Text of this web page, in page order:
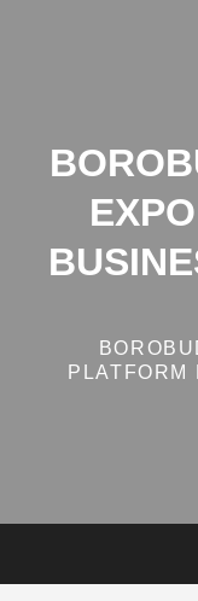
PLATFORM